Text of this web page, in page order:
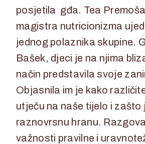
posjetila gđa. Tea
magistra nutricionizma
jednog polaznika skupine.
Bašek, djeci je na njima
način predstavila svoje
Objasnila im je kako
utječu na naše tijelo i zašto
raznovrsnu hranu.
važnosti pravilne i